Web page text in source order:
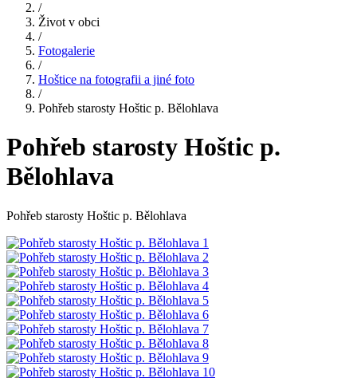
/
Život v obci
/
Fotogalerie
/
Hoštice na fotografii a jiné foto
/
Pohřeb starosty Hoštic p. Bělohlava
Pohřeb starosty Hoštic p.
Bělohlava
Pohřeb starosty Hoštic p. Bělohlava